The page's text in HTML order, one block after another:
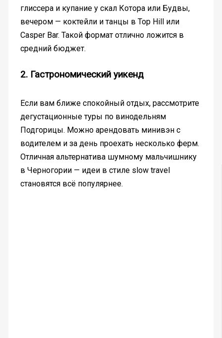
глиссера и купание у скал Котора или Будвы,
вечером — коктейли и танцы в Top Hill или
Casper Bar. Такой формат отлично ложится в
средний бюджет.
2. Гастрономический уикенд
Если вам ближе спокойный отдых, рассмотрите
дегустационные туры по винодельням
Подгорицы. Можно арендовать минивэн с
водителем и за день проехать несколько ферм.
Отличная альтернатива шумному мальчишнику
в Черногории — идеи в стиле slow travel
становятся всё популярнее.